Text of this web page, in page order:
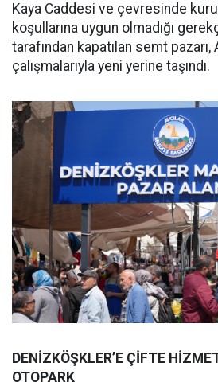
Kaya Caddesi ve çevresinde
koşullarına uygun olmadığı
tarafından kapatılan semt pazarı,
çalışmalarıyla yeni yerine taşındı.
DENİZKÖŞKLER’E ÇİFTE
OTOPARK